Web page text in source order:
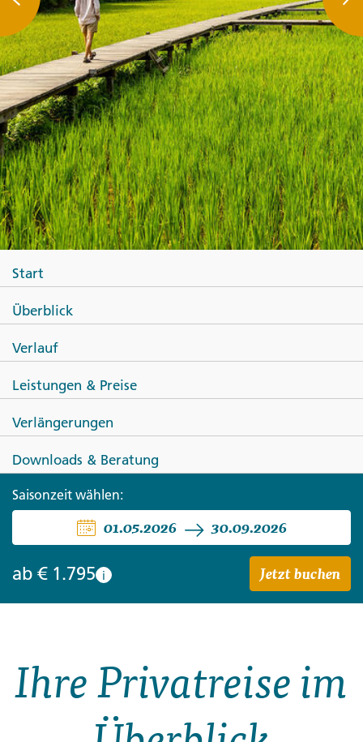
Das Herz von Laos entdecken
Start
Überblick
Verlauf
Leistungen & Preise
Verlängerungen
Downloads & Beratung
Saisonzeit wählen:
01.05.2026 30.09.2026
ab € 1.795 i Jetzt buchen
Ihre Privatreise im